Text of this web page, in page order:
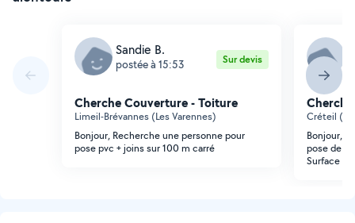
Sandie B.
postée à 15:53 Sur devis
Cherche Couverture - Toiture
Limeil-Brévannes (Les Varennes)
Bonjour, Recherche une personne pour
pose pvc + joins sur 100 m carré
Créteil
Bonjour,
pose de
Surface